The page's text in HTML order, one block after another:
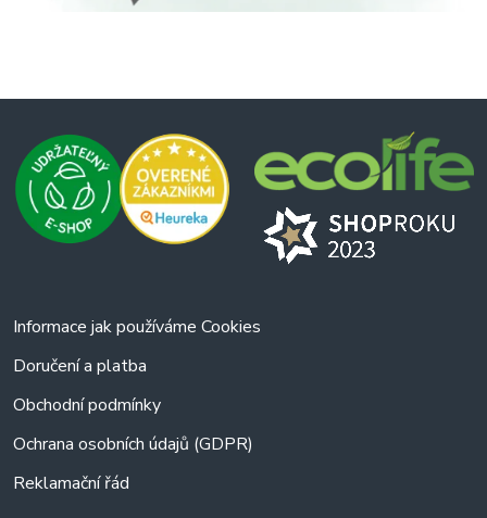
Informace jak používáme Cookies
Doručení a platba
Obchodní podmínky
Ochrana osobních údajů (GDPR)
Reklamační řád